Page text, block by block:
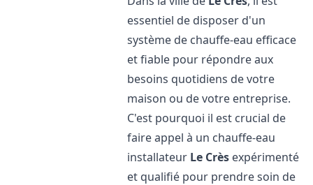
essentiel de disposer d'un
système de chauffe-eau efficace
et fiable pour répondre aux
besoins quotidiens de votre
maison ou de votre entreprise.
C'est pourquoi il est crucial de
faire appel à un chauffe-eau
installateur Le Crès expérimenté
et qualifié pour prendre soin de